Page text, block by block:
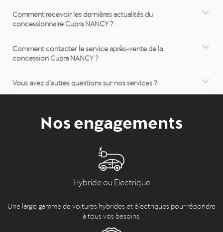
Comment recevoir les dernières actualités du
concessionnaire Cupra NANCY ?
Comment contacter le service après-vente de la
concession Cupra NANCY ?
Vous avez d’autres questions sur nos services ?
Nos engagements
Hybride ou Electrique
Une large gamme de voitures hybrides et électriques pour répondre
à tous vos besoins.